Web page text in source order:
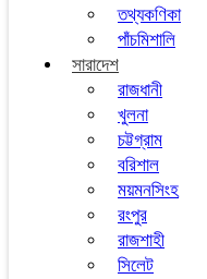
তথ্যকণিকা
পাঁচমিশালি
সারাদেশ
রাজধানী
খুলনা
চট্টগ্রাম
বরিশাল
ময়মনসিংহ
রংপুর
রাজশাহী
সিলেট